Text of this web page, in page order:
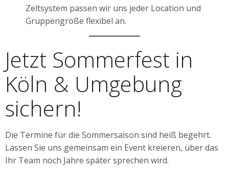
Zeltsystem passen wir uns jeder Location und
Gruppengröße flexibel an.
Jetzt Sommerfest in
Köln & Umgebung
sichern!
Die Termine für die Sommersaison sind heiß begehrt.
Lassen Sie uns gemeinsam ein Event kreieren, über das
Ihr Team noch Jahre später sprechen wird.